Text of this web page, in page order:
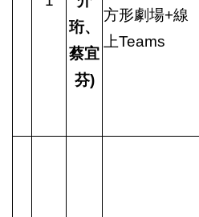
珩、
蔡宜
芬)
方形劇場+線
上Teams